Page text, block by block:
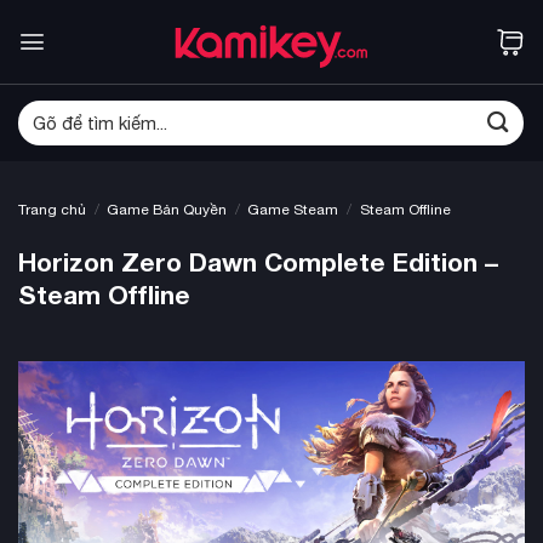
qua
dung
Tìm
kiếm:
Trang chủ / Game Bản Quyền / Game Steam / Steam Offline
Horizon Zero Dawn Complete Edition –
Steam Offline